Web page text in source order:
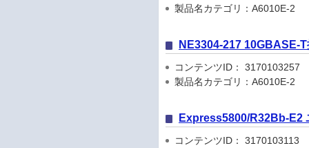
製品名カテゴリ：A6010E-2
NE3304-217 10GBASE-
コンテンツID： 3170103257
製品名カテゴリ：A6010E-2
Express5800/R32Bb-E2
コンテンツID： 3170103113